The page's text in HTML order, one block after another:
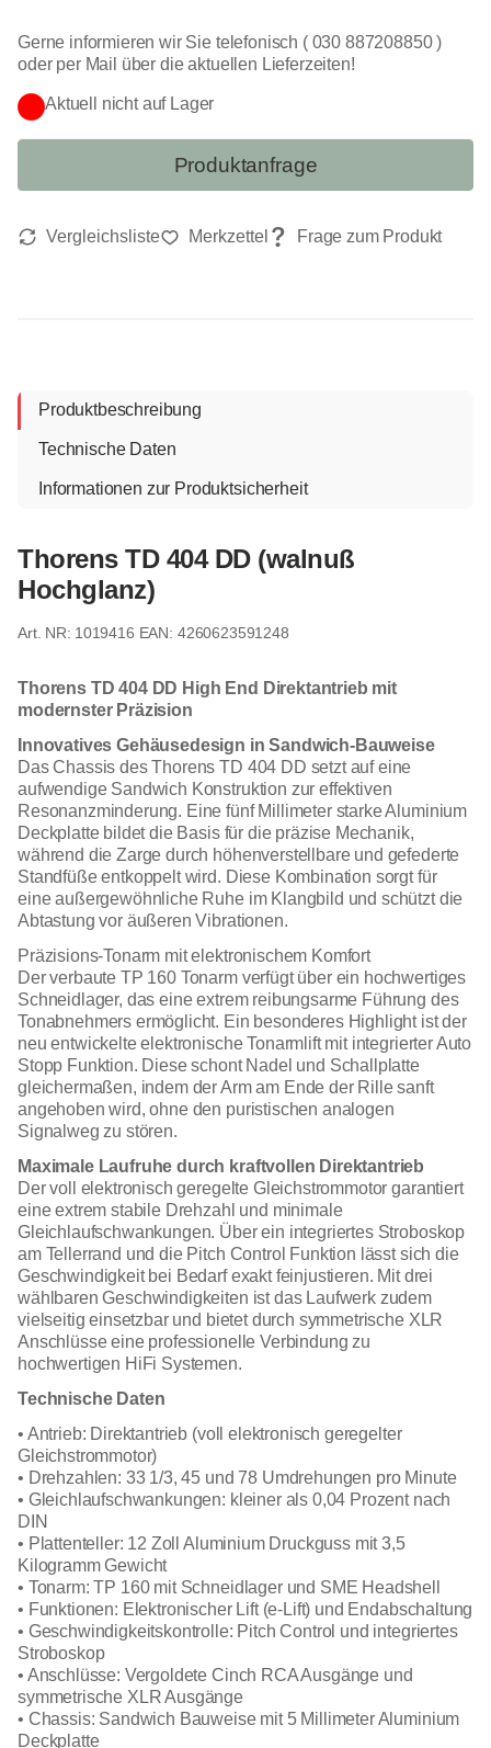
Aktuell nicht auf Lager
Gerne informieren wir Sie telefonisch ( 030 887208850 )
oder per Mail über die aktuellen Lieferzeiten!
Produktanfrage
Produktbeschreibung
Technische Daten
Informationen zur Produktsicherheit
Thorens TD 404 DD (walnuß
Hochglanz)
1019416 EAN: 4260623591248
Thorens TD 404 DD High End Direktantrieb mit
modernster Präzision
Innovatives Gehäusedesign in Sandwich-Bauweise
Das Chassis des Thorens TD 404 DD setzt auf eine
aufwendige Sandwich Konstruktion zur effektiven
Resonanzminderung. Eine fünf Millimeter starke Aluminium
Deckplatte bildet die Basis für die präzise Mechanik,
während die Zarge durch höhenverstellbare und gefederte
Standfüße entkoppelt wird. Diese Kombination sorgt für
eine außergewöhnliche Ruhe im Klangbild und schützt die
Abtastung vor äußeren Vibrationen.
Präzisions-Tonarm mit elektronischem Komfort
Der verbaute TP 160 Tonarm verfügt über ein hochwertiges
Schneidlager, das eine extrem reibungsarme Führung des
Tonabnehmers ermöglicht. Ein besonderes Highlight ist der
neu entwickelte elektronische Tonarmlift mit integrierter Auto
Stopp Funktion. Diese schont Nadel und Schallplatte
gleichermaßen, indem der Arm am Ende der Rille sanft
angehoben wird, ohne den puristischen analogen
Signalweg zu stören.
Maximale Laufruhe durch kraftvollen Direktantrieb
Der voll elektronisch geregelte Gleichstrommotor garantiert
eine extrem stabile Drehzahl und minimale
Gleichlaufschwankungen. Über ein integriertes Stroboskop
am Tellerrand und die Pitch Control Funktion lässt sich die
Geschwindigkeit bei Bedarf exakt feinjustieren. Mit drei
wählbaren Geschwindigkeiten ist das Laufwerk zudem
vielseitig einsetzbar und bietet durch symmetrische XLR
Anschlüsse eine professionelle Verbindung zu
hochwertigen HiFi Systemen.
Technische Daten
• Antrieb: Direktantrieb (voll elektronisch geregelter
Gleichstrommotor)
• Drehzahlen: 33 1/3, 45 und 78 Umdrehungen pro Minute
• Gleichlaufschwankungen: kleiner als 0,04 Prozent nach
DIN
• Plattenteller: 12 Zoll Aluminium Druckguss mit 3,5
Kilogramm Gewicht
• Tonarm: TP 160 mit Schneidlager und SME Headshell
• Funktionen: Elektronischer Lift (e-Lift) und Endabschaltung
• Geschwindigkeitskontrolle: Pitch Control und integriertes
Stroboskop
• Anschlüsse: Vergoldete Cinch RCA Ausgänge und
symmetrische XLR Ausgänge
• Chassis: Sandwich Bauweise mit 5 Millimeter Aluminium
Deckplatte